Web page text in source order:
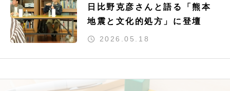
日比野克彦さんと語る「熊本
地震と文化的処方」に登壇
2026.05.18